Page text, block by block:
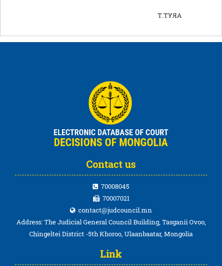
Т.ТУЯА
Contact us
70008045
70007021
contact@judcouncil.mn
Address: The Judicial General Council Building, Tasganii Ovoo,
Chingeltei District -5th Khoroo, Ulaanbaatar, Mongolia
Link